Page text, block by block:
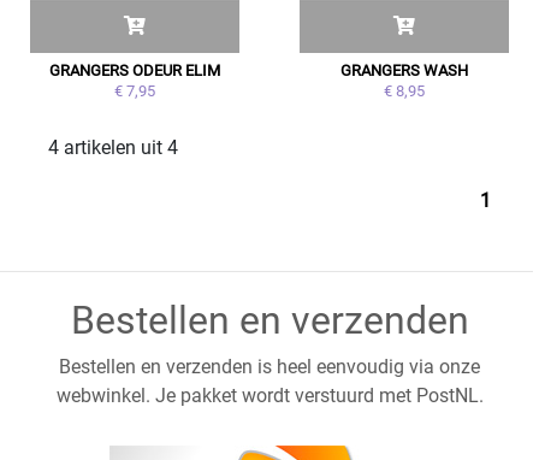
GRANGERS ODEUR ELIM
€ 7,95
GRANGERS WASH
€ 8,95
4 artikelen uit 4
1
Bestellen en verzenden
Bestellen en verzenden is heel eenvoudig via onze
webwinkel. Je pakket wordt verstuurd met PostNL.